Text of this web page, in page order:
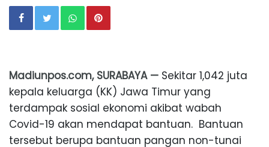
Madiunpos.com, SURABAYA — Sekitar 1,042 juta
kepala keluarga (KK) Jawa Timur yang
terdampak sosial ekonomi akibat wabah
Covid-19 akan mendapat bantuan. Bantuan
tersebut berupa bantuan pangan non-tunai